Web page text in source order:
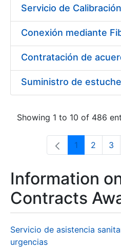
Showing 1 to 10 of 486
Page
1 Page
2 3
Information
Contracts
Servicio de asistencia
urgencias